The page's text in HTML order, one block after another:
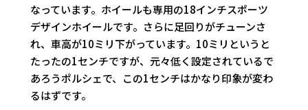
なっています。ホイールも専用の18インチスポーツ
デザインホイールです。さらに足回りがチューンさ
れ、車高が10ミリ下がっています。10ミリというと
たったの1センチですが、元々低く設定されているで
あろうポルシェで、この1センチはかなり印象が変わ
るはずです。